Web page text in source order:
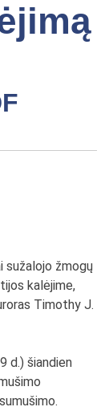
sužalojo žmogų
kalėjime,
Timothy J.
d.) šiandien